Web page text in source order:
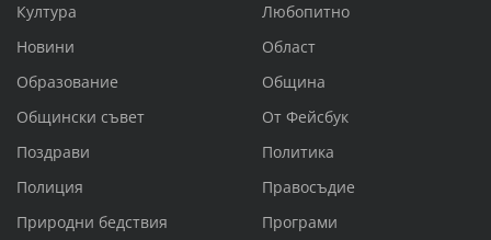
Култура
Любопитно
Новини
Област
Образование
Община
Общински съвет
От Фейсбук
Поздрави
Политика
Полиция
Правосъдие
Природни бедствия
Програми